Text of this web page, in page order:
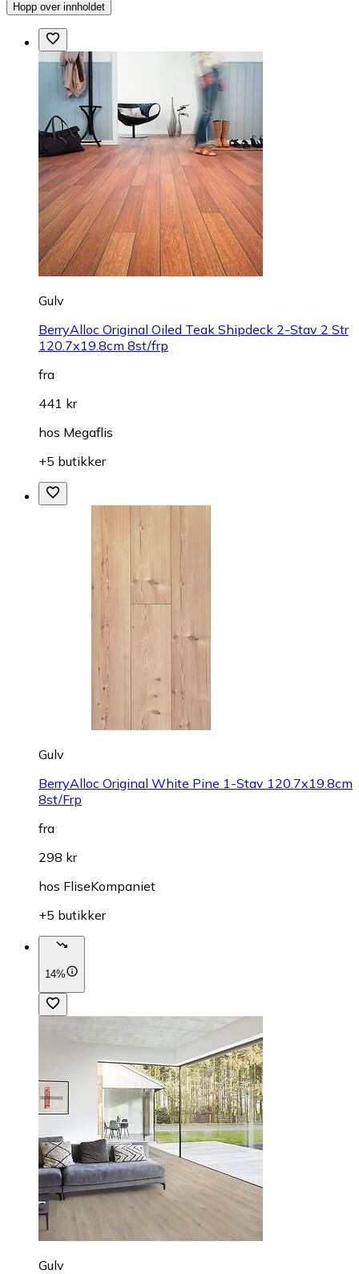
Hopp over innholdet
Gulv
BerryAlloc Original Oiled Teak Shipdeck 2-Stav 2 Str
120.7x19.8cm 8st/frp
fra
441 kr
hos Megaflis
+5 butikker
Gulv
BerryAlloc Original White Pine 1-Stav 120.7x19.8cm
8st/Frp
fra
298 kr
hos FliseKompaniet
+5 butikker
14%
Gulv